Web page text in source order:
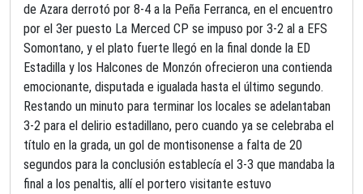
de Azara derrotó por 8-4 a la Peña Ferranca, en el encuentro
por el 3er puesto La Merced CP se impuso por 3-2 al a EFS
Somontano, y el plato fuerte llegó en la final donde la ED
Estadilla y los Halcones de Monzón ofrecieron una contienda
emocionante, disputada e igualada hasta el último segundo.
Restando un minuto para terminar los locales se adelantaban
3-2 para el delirio estadillano, pero cuando ya se celebraba el
título en la grada, un gol de montisonense a falta de 20
segundos para la conclusión establecía el 3-3 que mandaba la
final a los penaltis, allí el portero visitante estuvo